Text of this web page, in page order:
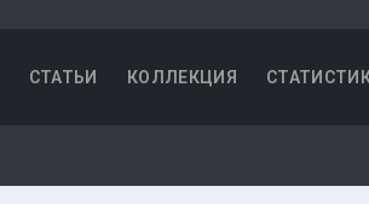
СТАТЬИ КОЛЛЕКЦИЯ